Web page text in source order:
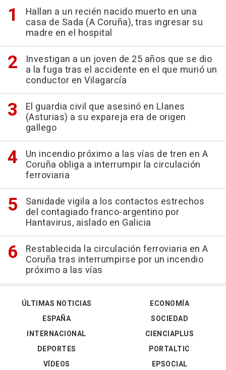
Hallan a un recién nacido muerto en una
casa de Sada (A Coruña), tras ingresar su
madre en el hospital
Investigan a un joven de 25 años que se dio
a la fuga tras el accidente en el que murió un
conductor en Vilagarcía
El guardia civil que asesinó en Llanes
(Asturias) a su expareja era de origen
gallego
Un incendio próximo a las vías de tren en A
Coruña obliga a interrumpir la circulación
ferroviaria
Sanidade vigila a los contactos estrechos
del contagiado franco-argentino por
Hantavirus, aislado en Galicia
Restablecida la circulación ferroviaria en A
Coruña tras interrumpirse por un incendio
próximo a las vías
ÚLTIMAS NOTICIAS
ESPAÑA
INTERNACIONAL
DEPORTES
VÍDEOS
ECONOMÍA
SOCIEDAD
CIENCIAPLUS
PORTALTIC
EPSOCIAL